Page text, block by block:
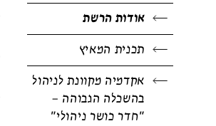
אודות הרשת
תכנית המאיץ
אקדמיה מקוונת לניהול
בהשכלה הגבוהה –
"חדר כושר ניהולי"